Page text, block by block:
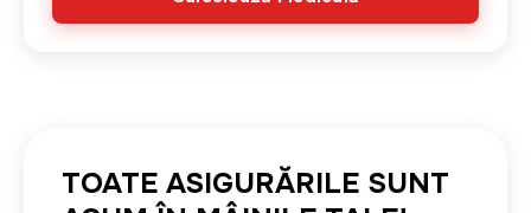
TOATE ASIGURĂRILE SUNT